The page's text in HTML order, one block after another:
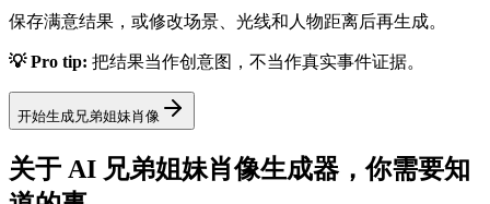
保存满意结果，或修改场景、光线和人物距离后再生成。
💡 Pro tip: 把结果当作创意图，不当作真实事件证据。
开始生成兄弟姐妹肖像
关于 AI 兄弟姐妹肖像生成器，你需要知